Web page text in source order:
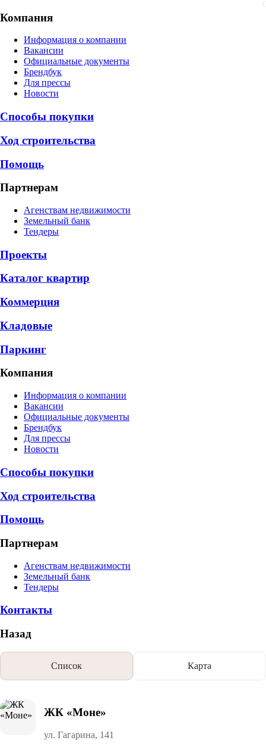
Компания
Информация о компании
Вакансии
Официальные документы
Брендбук
Для прессы
Новости
Способы покупки
Ход строительства
Помощь
Партнерам
Агенствам недвижимости
Земельный банк
Тендеры
Проекты
Каталог квартир
Коммерция
Кладовые
Паркинг
Компания
Информация о компании
Вакансии
Официальные документы
Брендбук
Для прессы
Новости
Способы покупки
Ход строительства
Помощь
Партнерам
Агенствам недвижимости
Земельный банк
Тендеры
Контакты
Назад
Список Карта
ЖК «Моне»
ул. Гагарина, 141